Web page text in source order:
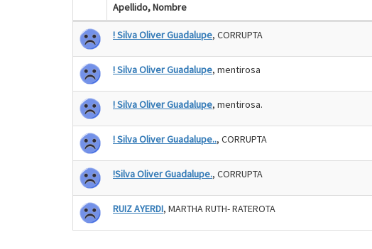
Apellido, Nombre
! Silva Oliver Guadalupe, CORRUPTA
! Silva Oliver Guadalupe, mentirosa
! Silva Oliver Guadalupe, mentirosa.
! Silva Oliver Guadalupe.., CORRUPTA
!Silva Oliver Guadalupe., CORRUPTA
RUIZ AYERDI, MARTHA RUTH- RATEROTA